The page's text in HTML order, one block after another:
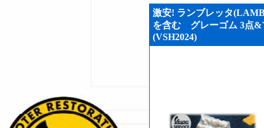
激安! ランブレッタ
を含む グレーゴム 3点&
(VSH2024)